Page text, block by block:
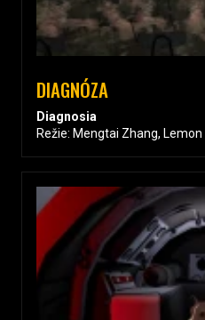
DIAGNÓZA
Diagnosia
Režie: Mengtai Zhang,